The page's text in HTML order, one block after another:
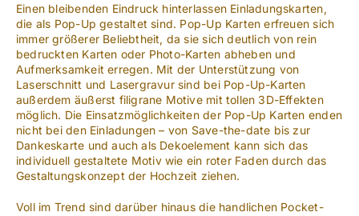
Einen bleibenden Eindruck hinterlassen Einladungskarten,
die als Pop-Up gestaltet sind. Pop-Up Karten erfreuen sich
immer größerer Beliebtheit, da sie sich deutlich von rein
bedruckten Karten oder Photo-Karten abheben und
Aufmerksamkeit erregen. Mit der Unterstützung von
Laserschnitt und Lasergravur sind bei Pop-Up-Karten
außerdem äußerst filigrane Motive mit tollen 3D-Effekten
möglich. Die Einsatzmöglichkeiten der Pop-Up Karten enden
nicht bei den Einladungen – von Save-the-date bis zur
Dankeskarte und auch als Dekoelement kann sich das
individuell gestaltete Motiv wie ein roter Faden durch das
Gestaltungskonzept der Hochzeit ziehen.
Voll im Trend sind darüber hinaus die handlichen Pocket-